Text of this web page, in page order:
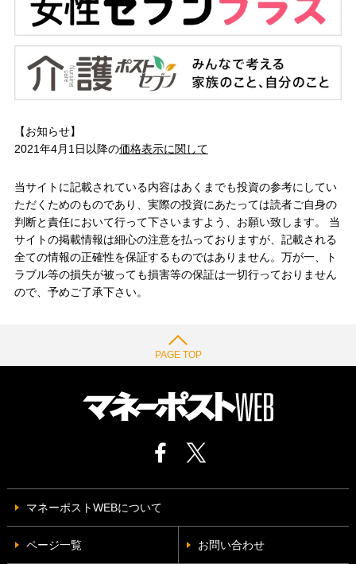
【お知らせ】
2021年4月1日以降の価格表示に関して
当サイトに記載されている内容はあくまでも投資の参考にしてい
ただくためのものであり、実際の投資にあたっては読者ご自身の
判断と責任において行って下さいますよう、お願い致します。 当
サイトの掲載情報は細心の注意を払っておりますが、記載される
全ての情報の正確性を保証するものではありません。万が一、ト
ラブル等の損失が被っても損害等の保証は一切行っておりません
ので、予めご了承下さい。
PAGE TOP
マネーポストWEBについて
ページ一覧 お問い合わせ